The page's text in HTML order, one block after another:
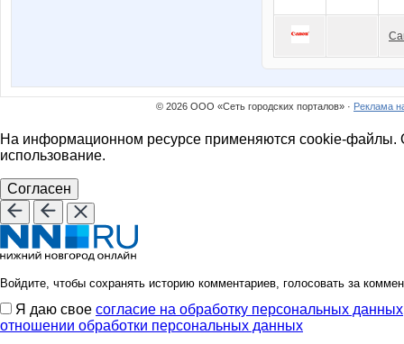
© 2026 ООО «Сеть городских порталов» · Реклама
На информационном ресурсе применяются cookie-файлы.
использование.
Согласен
Войдите, чтобы сохранять историю комментариев, голосовать за
Я даю свое согласие на обработку персональных данных
отношении обработки персональных данных